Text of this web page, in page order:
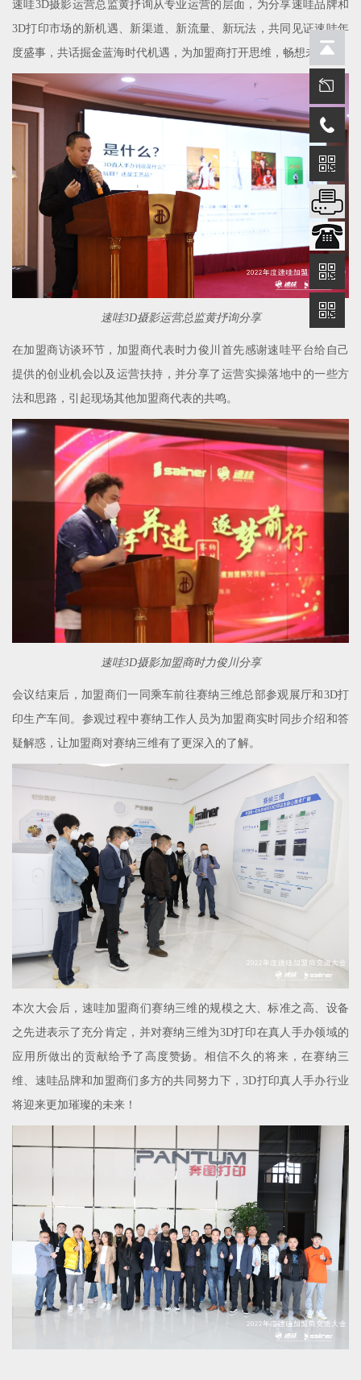
速哇3D摄影运营总监黄抒询从专业运营的层面，为分享速哇品牌和
3D打印市场的新机遇、新渠道、新流量、新玩法，共同见证速哇年
度盛事，共话掘金蓝海时代机遇，为加盟商打开思维，畅想未来。
速哇3D摄影运营总监黄抒询分享
在加盟商访谈环节，加盟商代表时力俊川首先感谢速哇平台给自己
提供的创业机会以及运营扶持，并分享了运营实操落地中的一些方
法和思路，引起现场其他加盟商代表的共鸣。
速哇3D摄影加盟商时力俊川分享
会议结束后，加盟商们一同乘车前往赛纳三维总部参观展厅和3D打
印生产车间。参观过程中赛纳工作人员为加盟商实时同步介绍和答
疑解惑，让加盟商对赛纳三维有了更深入的了解。
本次大会后，速哇加盟商们赛纳三维的规模之大、标准之高、设备
之先进表示了充分肯定，并对赛纳三维为3D打印在真人手办领域的
应用所做出的贡献给予了高度赞扬。相信不久的将来，在赛纳三
维、速哇品牌和加盟商们多方的共同努力下，3D打印真人手办行业
将迎来更加璀璨的未来！